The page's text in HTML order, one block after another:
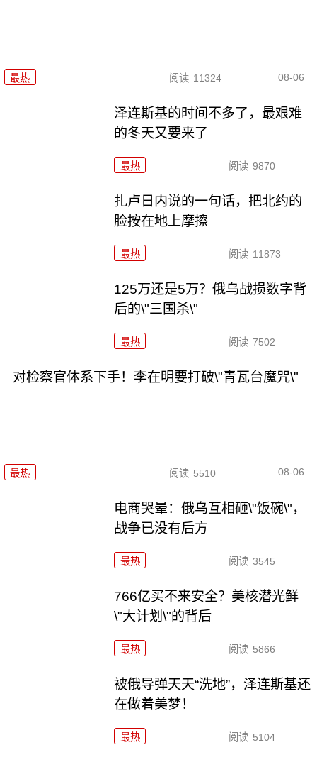
最热 阅读 11324 08-06
泽连斯基的时间不多了，最艰难
的冬天又要来了
最热 阅读 9870
扎卢日内说的一句话，把北约的
脸按在地上摩擦
最热 阅读 11873
125万还是5万？俄乌战损数字背
后的\"三国杀\"
最热 阅读 7502
对检察官体系下手！李在明要打破\"青瓦台魔咒\"
最热 阅读 5510 08-06
电商哭晕：俄乌互相砸\"饭碗\"，
战争已没有后方
最热 阅读 3545
766亿买不来安全？美核潜光鲜
\"大计划\"的背后
最热 阅读 5866
被俄导弹天天“洗地”，泽连斯基还
在做着美梦！
最热 阅读 5104